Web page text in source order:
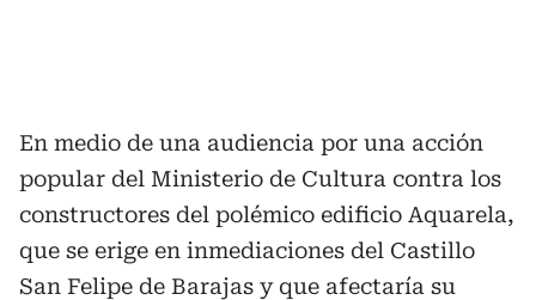
En medio de una audiencia por una acción
popular del Ministerio de Cultura contra los
constructores del polémico edificio Aquarela,
que se erige en inmediaciones del Castillo
San Felipe de Barajas y que afectaría su